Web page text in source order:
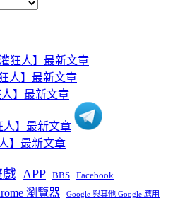
戲 APP BBS Facebook
瀏覽器 Google 與其他 Google 應用